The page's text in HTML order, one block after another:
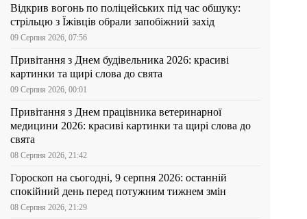
Відкрив вогонь по поліцейських під час обшуку:
стрільцю з Їжівців обрали запобіжний захід
09 Серпня 2026, 07:56
Привітання з Днем будівельника 2026: красиві
картинки та щирі слова до свята
09 Серпня 2026, 00:01
Привітання з Днем працівника ветеринарної
медицини 2026: красиві картинки та щирі слова до
свята
08 Серпня 2026, 21:42
Гороскоп на сьогодні, 9 серпня 2026: останній
спокійний день перед потужним тижнем змін
08 Серпня 2026, 21:29